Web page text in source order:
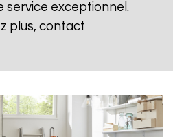
service exceptionnel.
plus, contact